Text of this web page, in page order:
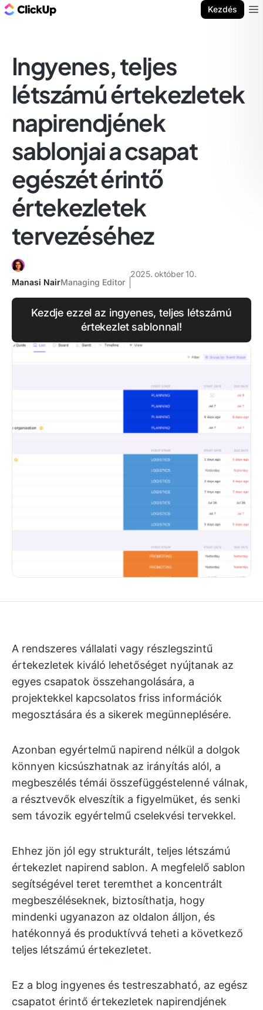
Kezdés
Ingyenes, teljes
létszámú értekezletek
napirendjének
sablonjai a csapat
egészét érintő
értekezletek
tervezéséhez
Manasi NairManaging Editor
2025. október 10.
Kezdje ezzel az ingyenes, teljes létszámú
értekezlet sablonnal!
A rendszeres vállalati vagy részlegszintű
értekezletek kiváló lehetőséget nyújtanak az
egyes csapatok összehangolására, a
projektekkel kapcsolatos friss információk
megosztására és a sikerek megünneplésére.
Azonban egyértelmű napirend nélkül a dolgok
könnyen kicsúszhatnak az irányítás alól, a
megbeszélés témái összefüggéstelenné válnak,
a résztvevők elveszítik a figyelmüket, és senki
sem távozik egyértelmű cselekvési tervekkel.
Ehhez jön jól egy strukturált, teljes létszámú
értekezlet napirend sablon. A megfelelő sablon
segítségével teret teremthet a koncentrált
megbeszéléseknek, biztosíthatja, hogy
mindenki ugyanazon az oldalon álljon, és
hatékonnyá és produktívvá teheti a következő
teljes létszámú értekezletet.
Ez a blog ingyenes és testreszabható, az egész
csapatot érintő értekezletek napirendjének